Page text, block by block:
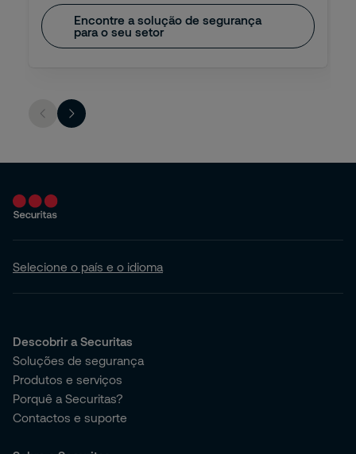
Encontre a solução de segurança
para o seu setor
Selecione o país e o idioma
Descobrir a Securitas
Soluções de segurança
Produtos e serviços
Porquê a Securitas?
Contactos e suporte